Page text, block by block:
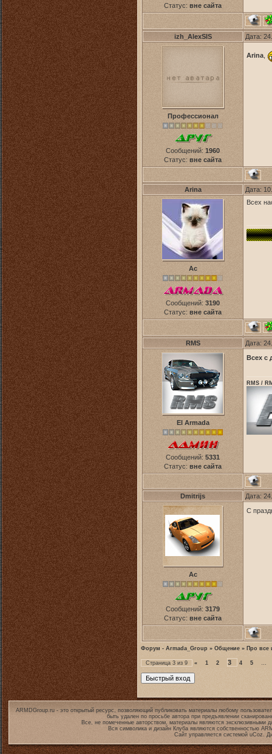
Статус: вне сайта
izh_AlexSIS Дата:
Профессионал
Сообщений: 1960
Статус: вне сайта
Arina
Arina Дата:
Ас
Сообщений: 3190
Статус: вне сайта
Всех
RMS Дата:
El Armada
Сообщений: 5331
Статус: вне сайта
Всех с
RMS /
Dmitrijs Дата:
Ас
Сообщений: 3179
Статус: вне сайта
С
Форум - Armada_Group » Общение » Про все
Страница 3 из 9 « 1 2 3 4 5 …
ARMDGroup.ru - это открытый ресурс, позволяющий публиковать материалы любому
быть удален по просьбе автора при предъявлении
Все, не помеченные авторством, материалы являются эксклюзивными
Вся символика и дизайн Клуба являются собственностью
Сайт управляется системой uCoz.